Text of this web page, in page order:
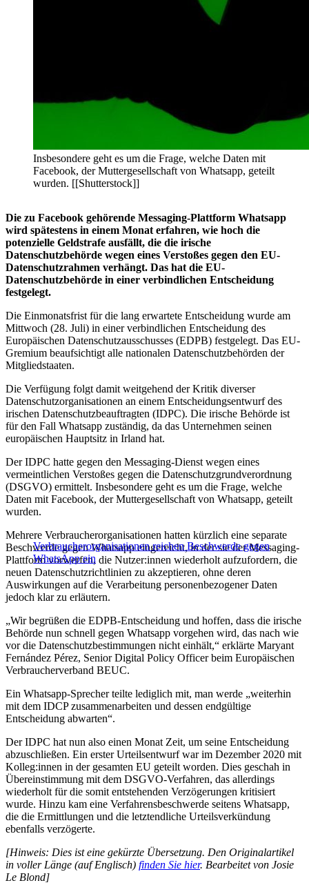
Insbesondere geht es um die Frage, welche Daten mit
Facebook, der Muttergesellschaft von Whatsapp, geteilt
wurden. [[Shutterstock]]
Die zu Facebook gehörende Messaging-Plattform Whatsapp
wird spätestens in einem Monat erfahren, wie hoch die
potenzielle Geldstrafe ausfällt, die die irische
Datenschutzbehörde wegen eines Verstoßes gegen den EU-
Datenschutzrahmen verhängt. Das hat die EU-
Datenschutzbehörde in einer verbindlichen Entscheidung
festgelegt.
Die Einmonatsfrist für die lang erwartete Entscheidung wurde am
Mittwoch (28. Juli) in einer verbindlichen Entscheidung des
Europäischen Datenschutzausschusses (EDPB) festgelegt. Das EU-
Gremium beaufsichtigt alle nationalen Datenschutzbehörden der
Mitgliedstaaten.
Die Verfügung folgt damit weitgehend der Kritik diverser
Datenschutzorganisationen an einem Entscheidungsentwurf des
irischen Datenschutzbeauftragten (IDPC). Die irische Behörde ist
für den Fall Whatsapp zuständig, da das Unternehmen seinen
europäischen Hauptsitz in Irland hat.
Der IDPC hatte gegen den Messaging-Dienst wegen eines
vermeintlichen Verstoßes gegen die Datenschutzgrundverordnung
(DSGVO) ermittelt. Insbesondere geht es um die Frage, welche
Daten mit Facebook, der Muttergesellschaft von Whatsapp, geteilt
wurden.
Verbraucherorganisationen reichen Beschwerde gegen
WhatsApp ein
Mehrere Verbraucherorganisationen hatten kürzlich eine separate
Beschwerde gegen Whatsapp eingereicht, in der sie der Messaging-
Plattform vorwerfen, die Nutzer:innen wiederholt aufzufordern, die
neuen Datenschutzrichtlinien zu akzeptieren, ohne deren
Auswirkungen auf die Verarbeitung personenbezogener Daten
jedoch klar zu erläutern.
„Wir begrüßen die EDPB-Entscheidung und hoffen, dass die irische
Behörde nun schnell gegen Whatsapp vorgehen wird, das nach wie
vor die Datenschutzbestimmungen nicht einhält,“ erklärte Maryant
Fernández Pérez, Senior Digital Policy Officer beim Europäischen
Verbraucherverband BEUC.
Ein Whatsapp-Sprecher teilte lediglich mit, man werde „weiterhin
mit dem IDCP zusammenarbeiten und dessen endgültige
Entscheidung abwarten“.
Der IDPC hat nun also einen Monat Zeit, um seine Entscheidung
abzuschließen. Ein erster Urteilsentwurf war im Dezember 2020 mit
Kolleg:innen in der gesamten EU geteilt worden. Dies geschah in
Übereinstimmung mit dem DSGVO-Verfahren, das allerdings
wiederholt für die somit entstehenden Verzögerungen kritisiert
wurde. Hinzu kam eine Verfahrensbeschwerde seitens Whatsapp,
die die Ermittlungen und die letztendliche Urteilsverkündung
ebenfalls verzögerte.
[Hinweis: Dies ist eine gekürzte Übersetzung. Den Originalartikel
in voller Länge (auf Englisch) finden Sie hier. Bearbeitet von Josie
Le Blond]